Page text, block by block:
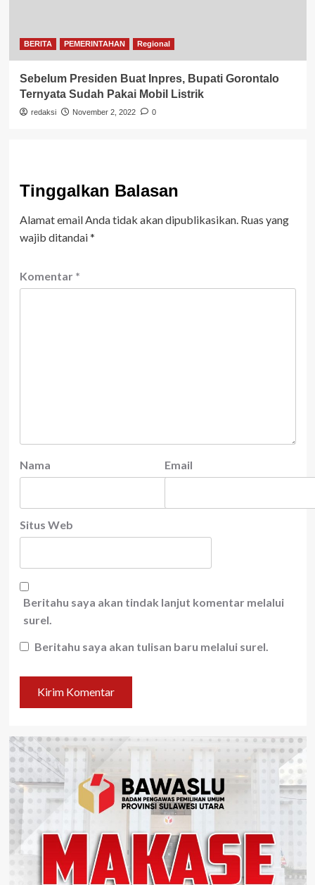
BERITA PEMERINTAHAN Regional
Sebelum Presiden Buat Inpres, Bupati Gorontalo
Ternyata Sudah Pakai Mobil Listrik
redaksi November 2, 2022 0
Tinggalkan Balasan
Alamat email Anda tidak akan dipublikasikan. Ruas yang
wajib ditandai*
Komentar *
Nama Email
Situs Web
Beritahu saya akan tindak lanjut komentar melalui
surel.
Beritahu saya akan tulisan baru melalui surel.